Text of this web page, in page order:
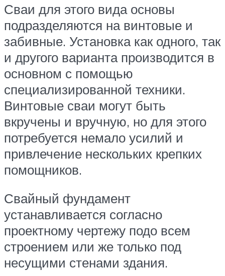
Сваи для этого вида основы
подразделяются на винтовые и
забивные. Установка как одного, так
и другого варианта производится в
основном с помощью
специализированной техники.
Винтовые сваи могут быть
вкручены и вручную, но для этого
потребуется немало усилий и
привлечение нескольких крепких
помощников.
Свайный фундамент
устанавливается согласно
проектному чертежу подо всем
строением или же только под
несущими стенами здания.